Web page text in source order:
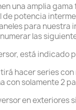
una amplia
potencia
para
las
está indicado
hacer series
con solamente 2
en exteriores